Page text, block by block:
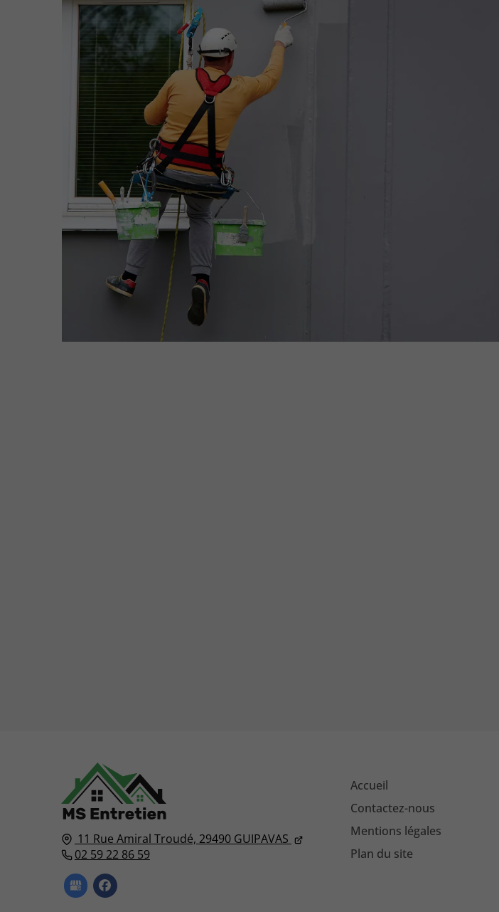
11 Rue Amiral Troudé, 29490 GUIPAVAS
02 59 22 86 59
Accueil
Contactez-nous
Mentions légales
Plan du site